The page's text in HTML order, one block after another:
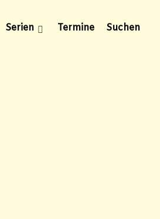
Serien Termine Suchen